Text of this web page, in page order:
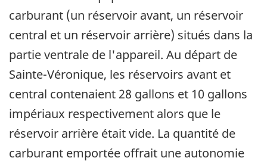
carburant (un réservoir avant, un réservoir
central et un réservoir arrière) situés dans la
partie ventrale de l'appareil. Au départ de
Sainte-Véronique, les réservoirs avant et
central contenaient 28 gallons et 10 gallons
impériaux respectivement alors que le
réservoir arrière était vide. La quantité de
carburant emportée offrait une autonomie